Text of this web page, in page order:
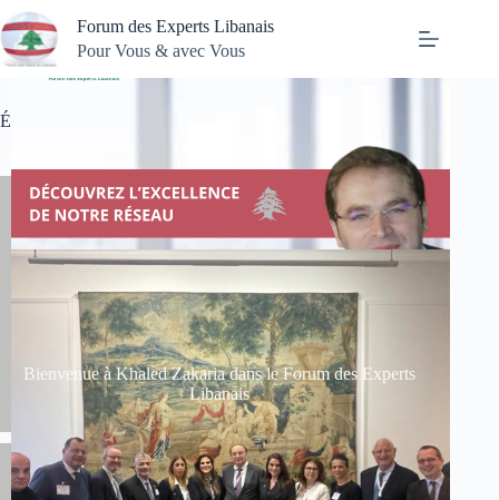
Passer
au
contenu
Forum des Experts Libanais
Pour Vous & avec Vous
Évènements 2025
Bienvenue à Khaled Zakaria dans le Forum des Experts
Libanais